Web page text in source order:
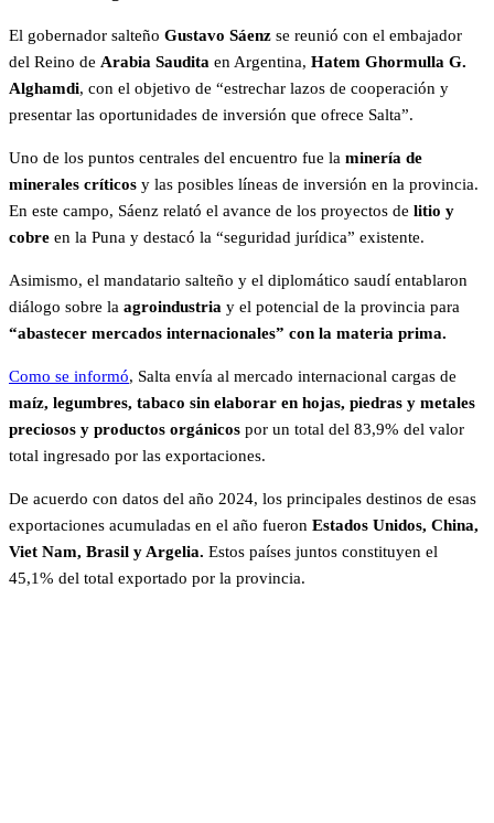
El gobernador salteño Gustavo Sáenz se reunió con el embajador
del Reino de Arabia Saudita en Argentina, Hatem Ghormulla G.
Alghamdi, con el objetivo de “estrechar lazos de cooperación y
presentar las oportunidades de inversión que ofrece Salta”.
Uno de los puntos centrales del encuentro fue la minería de
minerales críticos y las posibles líneas de inversión en la provincia.
En este campo, Sáenz relató el avance de los proyectos de litio y
cobre en la Puna y destacó la “seguridad jurídica” existente.
Asimismo, el mandatario salteño y el diplomático saudí entablaron
diálogo sobre la agroindustria y el potencial de la provincia para
“abastecer mercados internacionales” con la materia prima.
Como se informó, Salta envía al mercado internacional cargas de
maíz, legumbres, tabaco sin elaborar en hojas, piedras y metales
preciosos y productos orgánicos por un total del 83,9% del valor
total ingresado por las exportaciones.
De acuerdo con datos del año 2024, los principales destinos de esas
exportaciones acumuladas en el año fueron Estados Unidos, China,
Viet Nam, Brasil y Argelia. Estos países juntos constituyen el
45,1% del total exportado por la provincia.